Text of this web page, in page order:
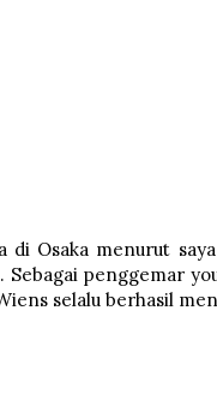
di Osaka menurut
Sebagai penggemar
selalu berhasil